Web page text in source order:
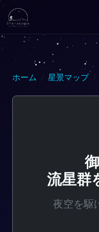
ホーム 星景マップ
流星群
夜空を駆